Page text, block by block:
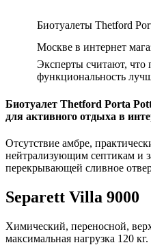
Биотуалеты Thetford
Москве в интернет
Эксперты считают,
функциональность
Биотуалет Thetford Porta
для активного отдыха в
Отсутствие амбре,
нейтрализующим септикам и
перекрывающей сливное
Separett Villa 9000
Химический, переносной,
максимальная нагрузка 120 кг.